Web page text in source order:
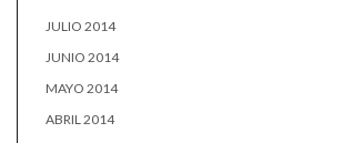
JULIO 2014
JUNIO 2014
MAYO 2014
ABRIL 2014